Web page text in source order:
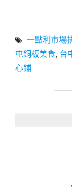
一點利市場
屯銅板美食, 台
心鋪